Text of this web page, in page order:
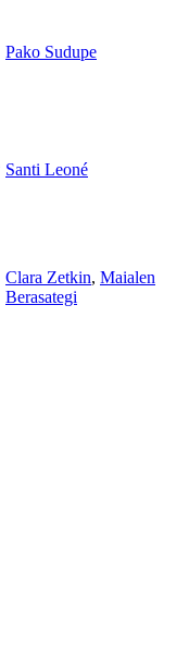
Pako Sudupe
Santi Leoné
Clara Zetkin, Maialen
Berasategi